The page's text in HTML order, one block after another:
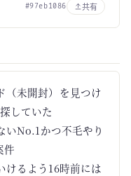
#97eb1086 共有
（未開封）を見つけ
していた
いNo.1かつ不毛やり
件
るよう16時前には